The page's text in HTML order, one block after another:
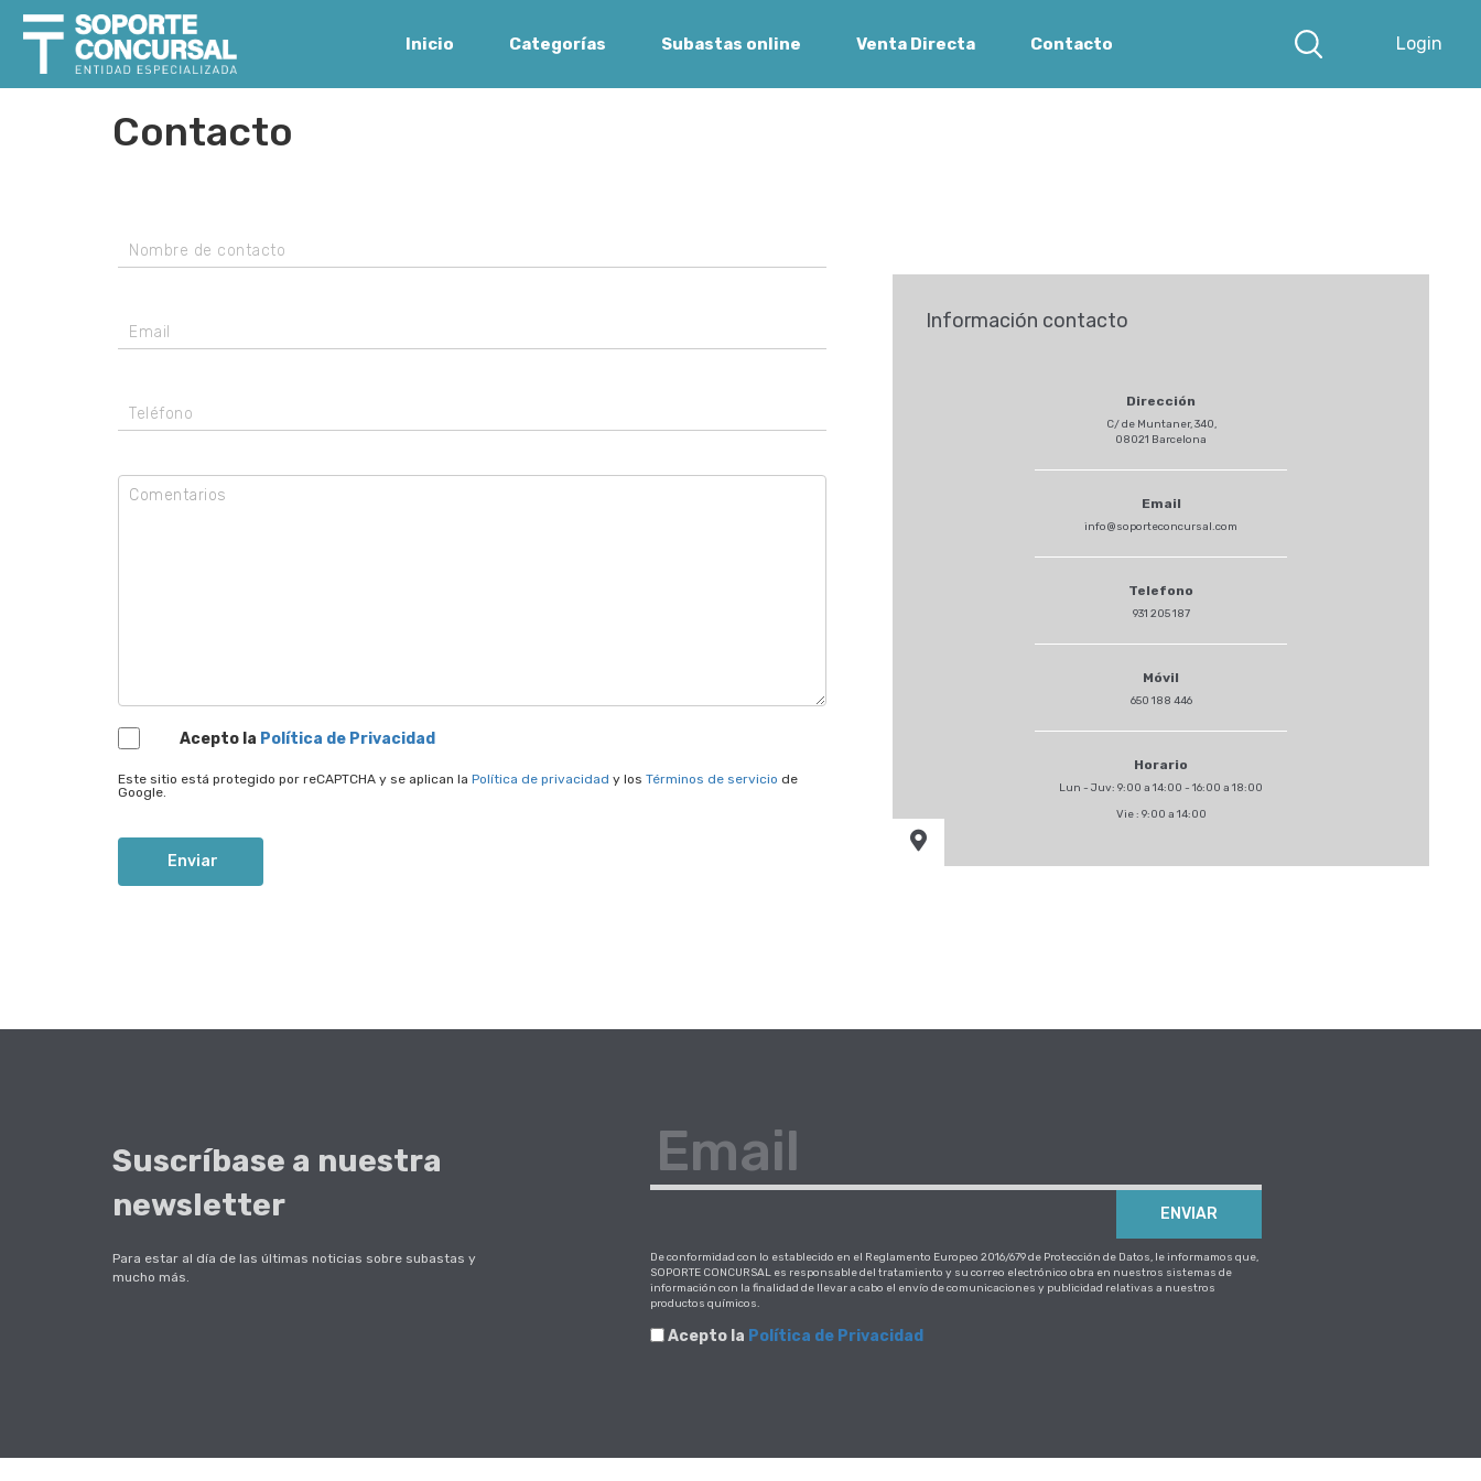
Inicio Categorías Subastas online Venta Directa Contacto Login
Contacto
Nombre de contacto
Email
Teléfono
Comentarios
Acepto la Política de Privacidad
Este sitio está protegido por reCAPTCHA y se aplican la Política de privacidad y los Términos de servicio de
Google.
Enviar
Información contacto
Dirección
C/ de Muntaner, 340,
08021 Barcelona
Email
info@soporteconcursal.com
Telefono
931 205 187
Móvil
650 188 446
Horario
Lun - Juv: 9:00 a 14:00 - 16:00 a 18:00
Vie : 9:00 a 14:00
Suscríbase a nuestra
newsletter
Para estar al día de las últimas noticias sobre subastas y
mucho más.
Email
ENVIAR
De conformidad con lo establecido en el Reglamento Europeo 2016/679 de Protección de Datos, le informamos que,
SOPORTE CONCURSAL es responsable del tratamiento y su correo electrónico obra en nuestros sistemas de
información con la finalidad de llevar a cabo el envío de comunicaciones y publicidad relativas a nuestros
productos químicos.
Acepto la Política de Privacidad